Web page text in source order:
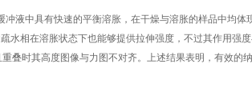
液中具有快速的平衡溶胀，在干燥与溶胀的样品中均体
水相在溶胀状态下也能够提供拉伸强度，不过其作用强
叠时其高度图像与力图不对齐。上述结果表明，有效的